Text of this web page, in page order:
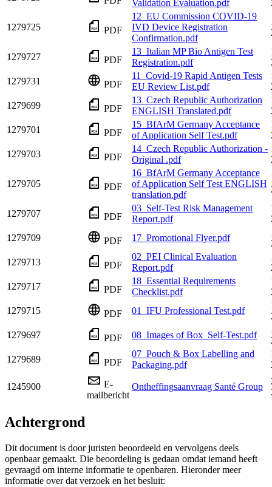
Validation Evaluation.pdf
1279725 PDF
12_EU Commission COVID-19
IVD Device Registration
Confirmation.pdf
1279727 PDF
13_Italian MP Bio Antigen Test
Registration.pdf
1279731
PDF
11_Covid-19 Rapid Antigen Tests
EU Review List.pdf
1279699
PDF
13_Czech Republic Authorization
ENGLISH Translated.pdf
1279701
PDF
15_BfArM Germany Acceptance
of Application Self Test.pdf
1279703
PDF
14_Czech Republic Authorization -
Original .pdf
1279705 PDF
16_BfArM Germany Acceptance
of Application Self Test ENGLISH
translation.pdf
1279707 PDF
03_Self-Test Risk Management
Report.pdf
1279709
PDF 17_Promotional Flyer.pdf
1279713
PDF
02_PEI Clinical Evaluation
Report.pdf
1279717
PDF
18_Essential Requirements
Checklist.pdf
1279715
PDF 01_IFU Professional Test.pdf
1279697
PDF 08_Images of Box_Self-Test.pdf
1279689
PDF
07_Pouch & Box Labelling and
Packaging.pdf
1245900
E-
mailbericht
Ontheffingsaanvraag Santé Group
Achtergrond
Dit document is door juristen beoordeeld en vervolgens deels
openbaar gemaakt. Die beoordeling is gedaan omdat iemand heeft
gevraagd om interne informatie te openbaren. Hieronder meer
informatie over dat verzoek en het besluit: